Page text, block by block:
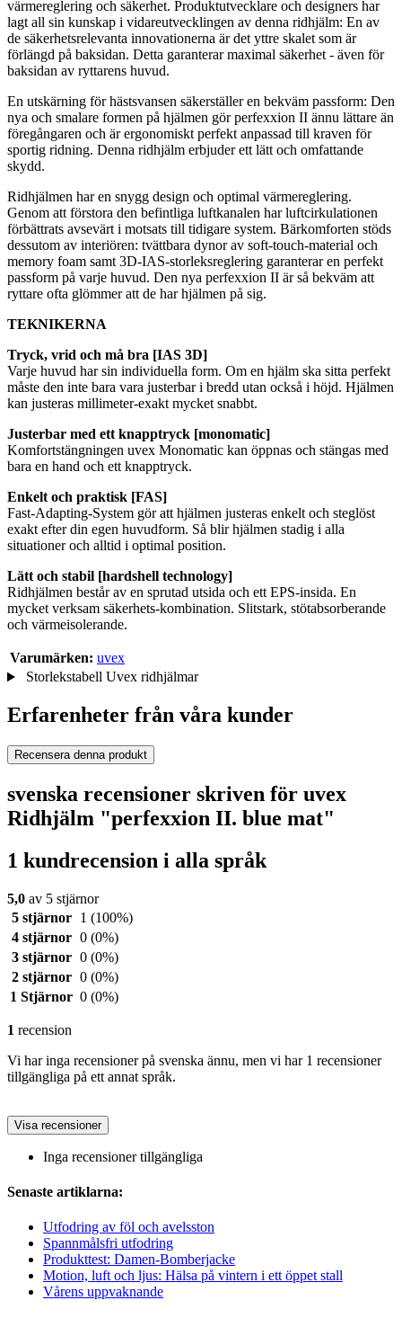
värmereglering och säkerhet. Produktutvecklare och designers har
lagt all sin kunskap i vidareutvecklingen av denna ridhjälm: En av
de säkerhetsrelevanta innovationerna är det yttre skalet som är
förlängd på baksidan. Detta garanterar maximal säkerhet - även för
baksidan av ryttarens huvud.
En utskärning för hästsvansen säkerställer en bekväm passform: Den
nya och smalare formen på hjälmen gör perfexxion II ännu lättare än
föregångaren och är ergonomiskt perfekt anpassad till kraven för
sportig ridning. Denna ridhjälm erbjuder ett lätt och omfattande
skydd.
Ridhjälmen har en snygg design och optimal värmereglering.
Genom att förstora den befintliga luftkanalen har luftcirkulationen
förbättrats avsevärt i motsats till tidigare system. Bärkomforten stöds
dessutom av interiören: tvättbara dynor av soft-touch-material och
memory foam samt 3D-IAS-storleksreglering garanterar en perfekt
passform på varje huvud. Den nya perfexxion II är så bekväm att
ryttare ofta glömmer att de har hjälmen på sig.
TEKNIKERNA
Tryck, vrid och må bra [IAS 3D]
Varje huvud har sin individuella form. Om en hjälm ska sitta perfekt
måste den inte bara vara justerbar i bredd utan också i höjd. Hjälmen
kan justeras millimeter-exakt mycket snabbt.
Justerbar med ett knapptryck [monomatic]
Komfortstängningen uvex Monomatic kan öppnas och stängas med
bara en hand och ett knapptryck.
Enkelt och praktisk [FAS]
Fast-Adapting-System gör att hjälmen justeras enkelt och steglöst
exakt efter din egen huvudform. Så blir hjälmen stadig i alla
situationer och alltid i optimal position.
Lätt och stabil [hardshell technology]
Ridhjälmen består av en sprutad utsida och ett EPS-insida. En
mycket verksam säkerhets-kombination. Slitstark, stötabsorberande
och värmeisolerande.
Varumärken: uvex
Storlekstabell Uvex ridhjälmar
Erfarenheter från våra kunder
Recensera denna produkt
svenska recensioner skriven för uvex
Ridhjälm "perfexxion II. blue mat"
1 kundrecension i alla språk
5,0 av 5 stjärnor
5 stjärnor
1 (100%)
4 stjärnor 0 (0%)
3 stjärnor 0 (0%)
2 stjärnor 0 (0%)
1 Stjärnor 0 (0%)
1 recension
Vi har inga recensioner på svenska ännu, men vi har 1 recensioner
tillgängliga på ett annat språk.
Visa recensioner
Inga recensioner tillgängliga
Senaste artiklarna:
Utfodring av föl och avelsston
Spannmålsfri utfodring
Produkttest: Damen-Bomberjacke
Motion, luft och ljus: Hälsa på vintern i ett öppet stall
Vårens uppvaknande